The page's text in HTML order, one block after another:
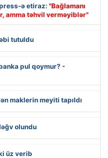
ə etiraz: "Bağlamanı
amma təhvil verməyiblər"
tutuldu
pul qoymur? -
maklerin meyiti tapıldı
olundu
üz verib